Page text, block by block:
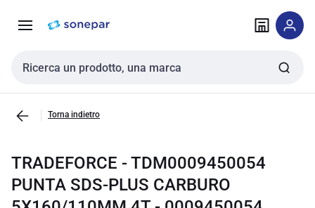
navigazione alla
Cerca input
Torna indietro
TRADEFORCE - TDM0009450054
PUNTA SDS-PLUS CARBURO